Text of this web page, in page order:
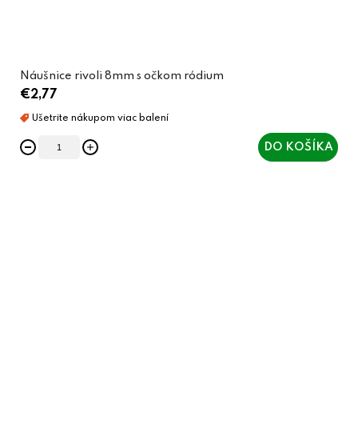
Náušnice rivoli 8mm s očkom ródium
€2,77
DO KOŠÍKA